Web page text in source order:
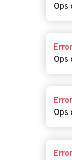
Ops
Error
Ops
Error
Ops
Error